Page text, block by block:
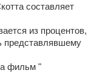
составляет
из процентов,
представлявшему
фильм "